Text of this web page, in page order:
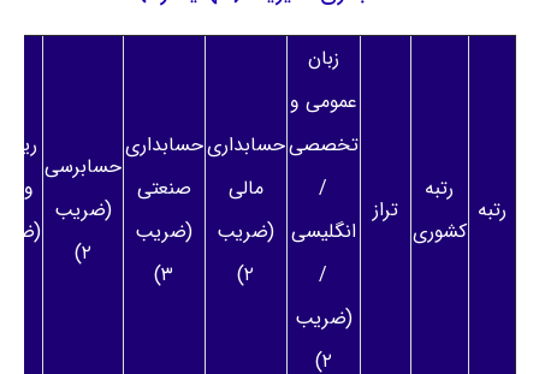
رتبه
رتبه
کشوری
تراز
زبان
عمومی و
تخصصی
/
انگلیسی
/
(ضریب
۲)
حسابداری
مالی
(ضریب
۲)
حسابداری
صنعتی
(ضریب
۳)
حسابرسی
(ضریب
۲)
و